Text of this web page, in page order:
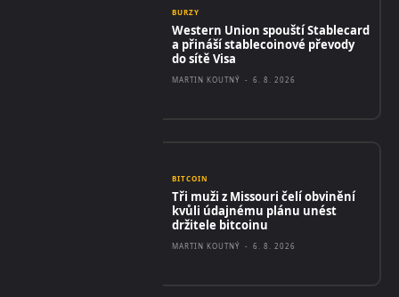
BURZY
Western Union spouští Stablecard
a přináší stablecoinové převody
do sítě Visa
MARTIN KOUTNÝ - 6. 8. 2026
BITCOIN
Tři muži z Missouri čelí obvinění
kvůli údajnému plánu unést
držitele bitcoinu
MARTIN KOUTNÝ - 6. 8. 2026